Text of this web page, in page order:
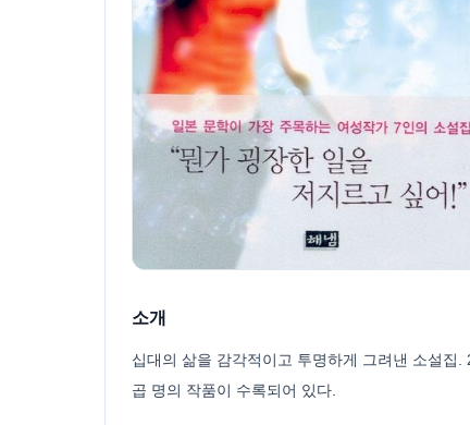
소개
십대의 삶을 감각적이고 투명하게 그려낸 소설집
곱 명의 작품이 수록되어 있다.